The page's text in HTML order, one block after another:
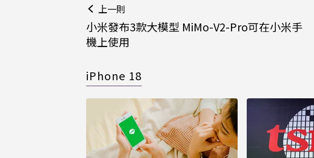
上一則
小米發布3款大模型 MiMo-V2-Pro可在小米手
機上使用
iPhone 18